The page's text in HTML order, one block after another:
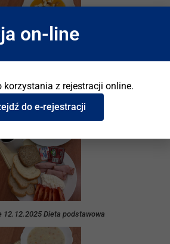
12.12.2025 Dieta podstawowa
on-line
korzystania z rejestracji online.
do e-rejestracji